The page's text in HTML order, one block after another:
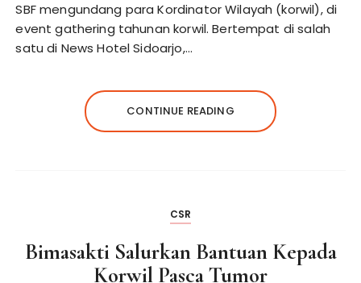
SBF mengundang para Kordinator Wilayah (korwil), di
event gathering tahunan korwil. Bertempat di salah
satu di News Hotel Sidoarjo,…
CONTINUE READING
CSR
Bimasakti Salurkan Bantuan Kepada
Korwil Pasca Tumor